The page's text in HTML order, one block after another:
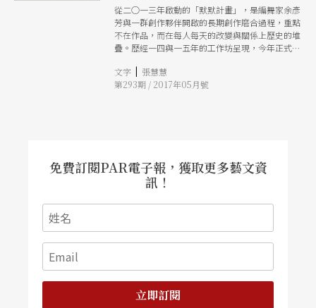
從二○一三年啟動的「默默計畫」，是編舞家余彥
芳與一群創作夥伴開啟的長期創作磨合過程，重點
不在作品，而在每人每天的改變與關係上歷史的堆
疊。歷經一四與一五年的工作坊呈現，今年正式推
貼方式處理時間，企圖以四面舞台並陳生活中的同
時性感受與素材，呈現身體的時間記憶。
文字 | 張慧慧
第293期 / 2017年05月號
免費訂閱PAR電子報，獲取更多藝文資
訊！
立即訂閱